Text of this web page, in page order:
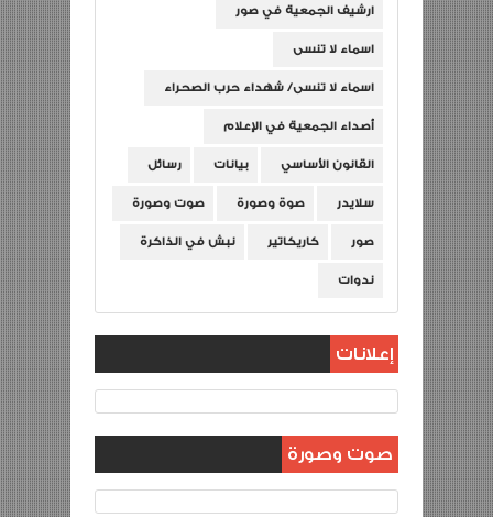
ارشيف الجمعية في صور
اسماء لا تنسى
اسماء لا تنسى/ شهداء حرب الصحراء
أصداء الجمعية في الإعلام
القانون الأساسي بيانات رسائل
سلايدر صوة وصورة صوت وصورة
صور كاريكاتير نبش في الذاكرة
ندوات
إعلانات
صوت وصورة